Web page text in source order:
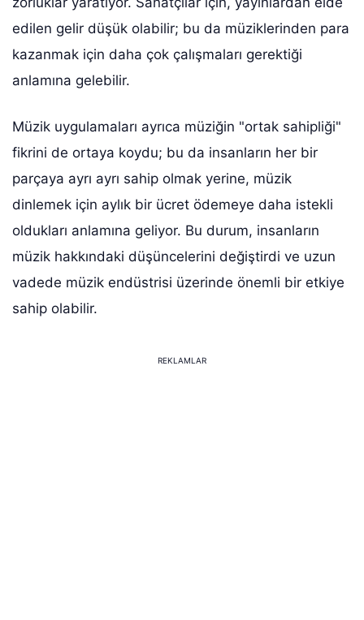
edilen gelir düşük olabilir; bu da müziklerinden para
kazanmak için daha çok çalışmaları gerektiği
anlamına gelebilir.
Müzik uygulamaları ayrıca müziğin "ortak sahipliği"
fikrini de ortaya koydu; bu da insanların her bir
parçaya ayrı ayrı sahip olmak yerine, müzik
dinlemek için aylık bir ücret ödemeye daha istekli
oldukları anlamına geliyor. Bu durum, insanların
müzik hakkındaki düşüncelerini değiştirdi ve uzun
vadede müzik endüstrisi üzerinde önemli bir etkiye
sahip olabilir.
REKLAMLAR